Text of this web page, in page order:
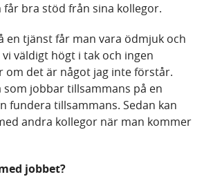
får bra stöd från sina kollegor.
en tjänst får man vara ödmjuk och
väldigt högt i tak och ingen
om det är något jag inte förstår.
som jobbar tillsammans på en
fundera tillsammans. Sedan kan
andra kollegor när man kommer
jobbet?